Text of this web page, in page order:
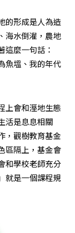
的形成是人為造
海水倒灌，農地
這麼一句話：
魚塭、我的年代
上會和溼地生態
活是息息相關
，觀樹教育基金
區隔上，基金會
和學校老師充分
就是一個課程規